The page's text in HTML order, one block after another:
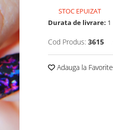
STOC EPUIZAT
Durata de livrare: 1
Cod Produs: 3615
Adauga la Favorite